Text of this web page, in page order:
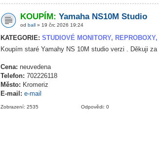
KOUPÍM: Yamaha NS10M Studio
od ball » 19 črc 2026 19:24
KATEGORIE: STUDIOVÉ MONITORY,
Koupím staré Yamahy NS 10M studio verzi . Děkuji za
Cena: neuvedena
Telefon: 702226118
Město: Kromeriz
E-mail: e-mail
Odpovědi: 0
Zobrazení: 2535